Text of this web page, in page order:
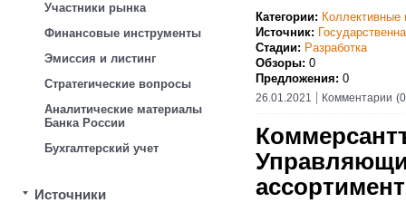
Участники рынка
Финансовые инструменты
Эмиссия и листинг
Стратегические вопросы
Аналитические материалы
Банка России
Бухгалтерский учет
Источники
Категории: Коллективные
Источник:
Стадии: Разработка
Обзоры: 0
Предложения: 0
26.01.2021 Комментарии
ассортимент